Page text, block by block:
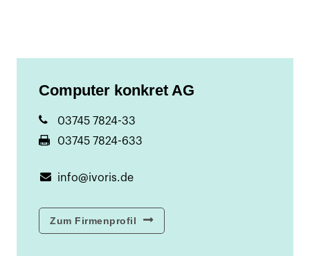
Computer konkret AG
03745 7824-33
03745 7824-633
info@ivoris.de
Zum Firmenprofil